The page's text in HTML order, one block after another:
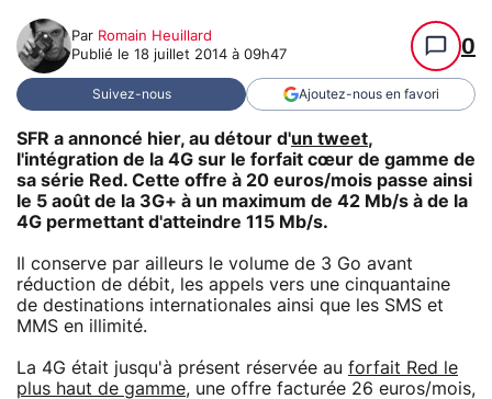
Par Romain Heuillard
Publié le 18 juillet 2014 à 09h47 0
Suivez-nous Ajoutez-nous en favori
SFR a annoncé hier, au détour d'un tweet,
l'intégration de la 4G sur le forfait cœur de gamme de
sa série Red. Cette offre à 20 euros/mois passe ainsi
le 5 août de la 3G+ à un maximum de 42 Mb/s à de la
4G permettant d'atteindre 115 Mb/s.
Il conserve par ailleurs le volume de 3 Go avant
réduction de débit, les appels vers une cinquantaine
de destinations internationales ainsi que les SMS et
MMS en illimité.
La 4G était jusqu'à présent réservée au forfait Red le
plus haut de gamme, une offre facturée 26 euros/mois,